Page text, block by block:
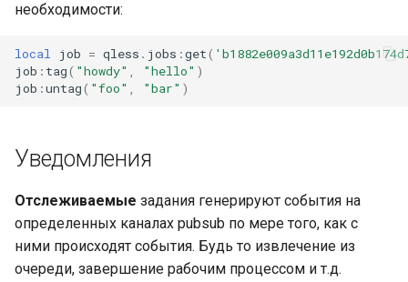
необходимости:
local job = qless . jobs :get(
job : tag( "howdy" "hello" )
job :untag( "foo" "bar" )
Уведомления
Отслеживаемые задания генерируют события на
определенных каналах pubsub по мере того, как с
ними происходят события. Будь то извлечение из
очереди, завершение рабочим процессом и т.д.